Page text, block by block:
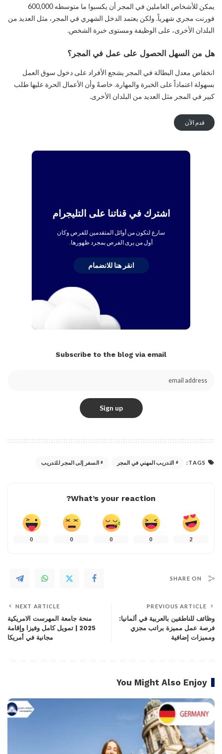
يمكن للأشخاص العاملين في المجر أن يكسبوا ما متوسطه 600,000
فورنت مجري شهرياً. ولكن يعتمد الدخل الشهري في المجر، مثل العديد من
البلدان الأخرى، على الوظيفة ومستوى خبرة الشخص.
هل من السهل الحصول على عمل في المجر؟
انخفاض معدل البطالة في المجر يشجع الأفراد على دخول سوق العمل
بسهولة اعتماداً على الخبرة والمهارة. خاصةً وأن الأعمال الحرة عليها طلب
كبير في المجر مثل العديد من البلدان الأخرى.
قدم الآن
اشترك في قناتنا على التليجرام
سارع لتكون من أوائل المتقدمين للفرص وكان
أول من يرى الفرص بمجرد ظهورها.
انقر هنا للانضمام
Subscribe to the blog via email
TAGS: التدريب المهني في المجر السفر إلى المجر للتدريب
What’s your reaction?
2
0
0
0
0
SHARE ON
PREVIOUS ARTICLE
وظائف للناطقين بالعربية في ألمانيا:
فرصة عمل مميزة براتب مجزي
ومميزات إضافية
NEXT ARTICLE
منحة جامعة المهرست الامريكية
2025 | تمويل كامل وفيزا وإقامة
مجانية في أمريكا
You Might Also Enjoy